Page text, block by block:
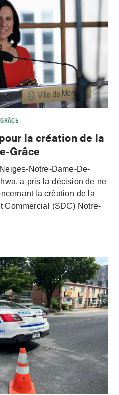
la création de la
Grâce
Notre-Dame-De-
a pris la décision de ne
la création de la
Commercial (SDC) Notre-